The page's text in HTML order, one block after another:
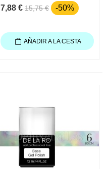
7,88 € 15,75 € -50%
AÑADIR A LA CESTA